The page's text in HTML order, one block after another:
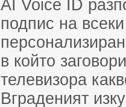
AI Voice ID
подпис на
в който
телевизора
Вграденият